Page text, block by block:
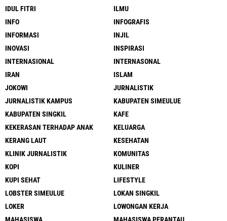
IDUL FITRI
ILMU
INFO
INFOGRAFIS
INFORMASI
INJIL
INOVASI
INSPIRASI
INTERNASIONAL
INTERNASONAL
IRAN
ISLAM
JOKOWI
JURNALISTIK
JURNALISTIK KAMPUS
KABUPATEN SIMEULUE
KABUPATEN SINGKIL
KAFE
KEKERASAN TERHADAP ANAK
KELUARGA
KERANG LAUT
KESEHATAN
KLINIK JURNALISTIK
KOMUNITAS
KOPI
KULINER
KUPI SEHAT
LIFESTYLE
LOBSTER SIMEULUE
LOKAN SINGKIL
LOKER
LOWONGAN KERJA
MAHASISWA
MAHASISWA PERANTAU